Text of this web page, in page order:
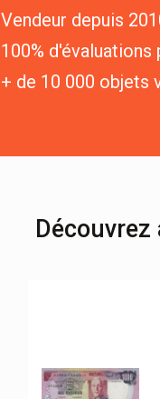
Vendeur depuis
100%
+ de 10 000 objets